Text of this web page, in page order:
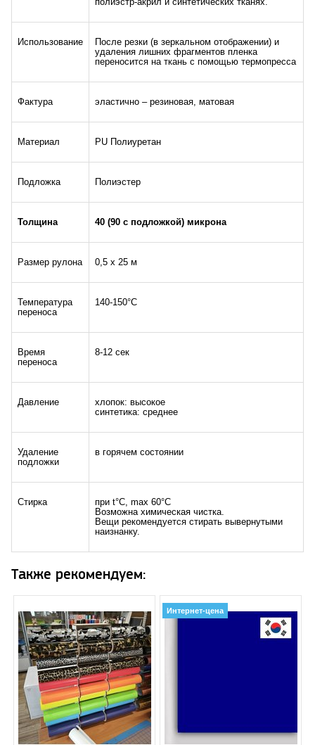
Использование
После резки (в зеркальном отображении) и
удаления лишних фрагментов пленка
переносится на ткань с помощью термопресса
Фактура эластично – резиновая, матовая
Материал PU Полиуретан
Подложка Полиэстер
Толщина 40 (90 с подложкой) микрона
Размер рулона 0,5 х 25 м
Температура
переноса
140-150°С
Время
переноса
8-12 сек
Давление
хлопок: высокое
синтетика: среднее
Удаление
подложки
в горячем состоянии
Стирка
при t°C, max 60°C
Возможна химическая чистка.
Вещи рекомендуется стирать вывернутыми
наизнанку.
Также рекомендуем:
Интернет-цена